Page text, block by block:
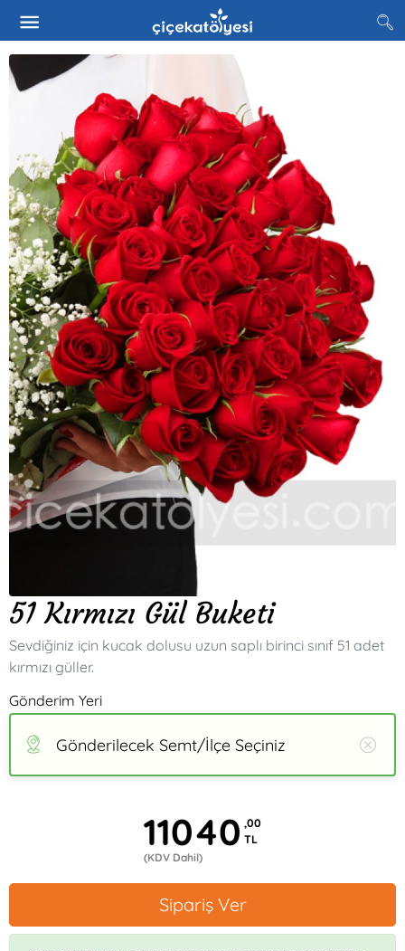
51 Kırmızı Gül Buketi
Sevdiğiniz için kucak dolusu uzun saplı birinci sınıf 51 adet
kırmızı güller.
Gönderim Yeri
Gönderilecek Semt/İlçe Seçiniz
11040 ,00
TL
(KDV Dahil)
Sipariş Ver